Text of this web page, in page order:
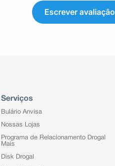
Escrever avaliação
Serviços
Bulário Anvisa
Nossas Lojas
Programa de Relacionamento Drogal
Mais
Disk Drogal